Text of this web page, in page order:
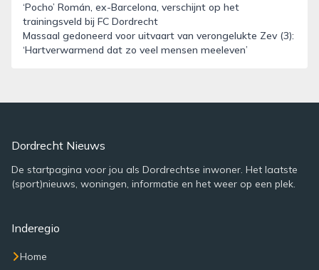
‘Pocho’ Román, ex-Barcelona, verschijnt op het
trainingsveld bij FC Dordrecht
Massaal gedoneerd voor uitvaart van verongelukte Zev (3):
‘Hartverwarmend dat zo veel mensen meeleven’
Dordrecht Nieuws
De startpagina voor jou als Dordrechtse inwoner. Het laatste
(sport)nieuws, woningen, informatie en het weer op een plek.
Inderegio
Home